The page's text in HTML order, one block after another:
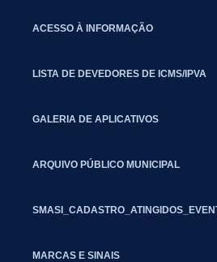
ACESSO À INFORMAÇÃO
LISTA DE DEVEDORES DE ICMS/IPVA
GALERIA DE APLICATIVOS
ARQUIVO PÚBLICO MUNICIPAL
MARCAS E SINAIS